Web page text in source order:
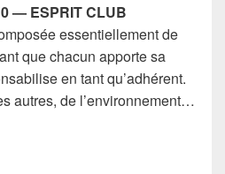
— ESPRIT CLUB
essentiellement de
que chacun apporte sa
en tant qu’adhérent.
autres, de l’environnement…